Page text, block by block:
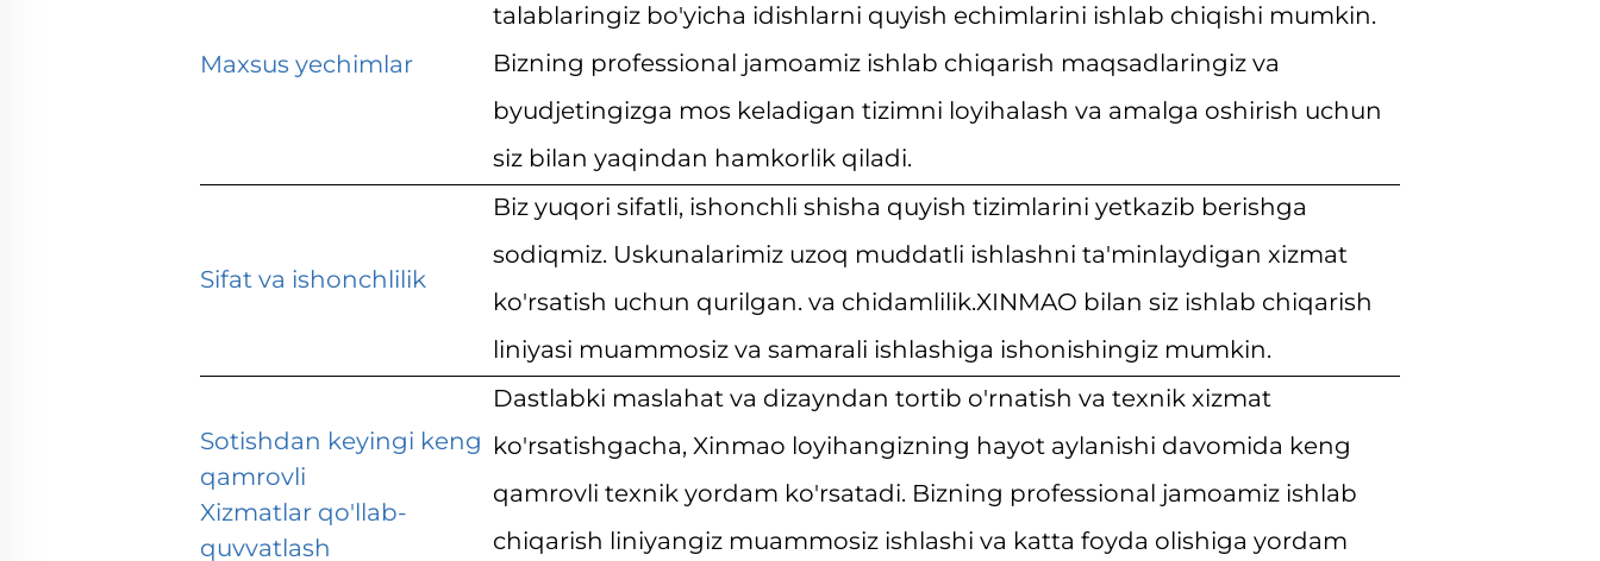
Maxsus yechimlar
talablaringiz bo'yicha idishlarni quyish echimlarini ishlab chiqishi mumkin.
Bizning professional jamoamiz ishlab chiqarish maqsadlaringiz va
byudjetingizga mos keladigan tizimni loyihalash va amalga oshirish uchun
siz bilan yaqindan hamkorlik qiladi.
Sifat va ishonchlilik
Biz yuqori sifatli, ishonchli shisha quyish tizimlarini yetkazib berishga
sodiqmiz. Uskunalarimiz uzoq muddatli ishlashni ta'minlaydigan xizmat
ko'rsatish uchun qurilgan. va chidamlilik.XINMAO bilan siz ishlab chiqarish
liniyasi muammosiz va samarali ishlashiga ishonishingiz mumkin.
Sotishdan keyingi keng
qamrovli
Xizmatlar qo'llab-
quvvatlash
Dastlabki maslahat va dizayndan tortib o'rnatish va texnik xizmat
ko'rsatishgacha, Xinmao loyihangizning hayot aylanishi davomida keng
qamrovli texnik yordam ko'rsatadi. Bizning professional jamoamiz ishlab
chiqarish liniyangiz muammosiz ishlashi va katta foyda olishiga yordam